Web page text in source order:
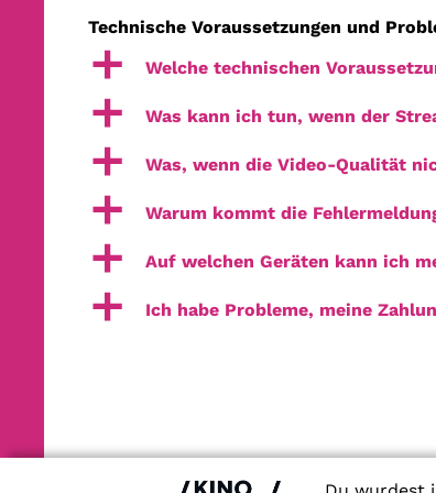
Technische Voraussetzungen und
a Welche technischen
a Was kann ich tun, wenn der
a Was, wenn die Video-Qualität
a Warum kommt die
a Auf welchen Geräten kann ich
a Ich habe Probleme, meine